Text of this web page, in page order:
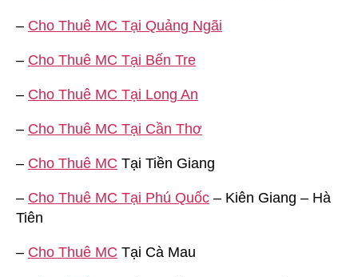
– Cho Thuê MC Tại Quảng Ngãi
– Cho Thuê MC Tại Bến Tre
– Cho Thuê MC Tại Long An
– Cho Thuê MC Tại Cần Thơ
– Cho Thuê MC Tại Tiền Giang
– Cho Thuê MC Tại Phú Quốc – Kiên Giang – Hà
Tiên
– Cho Thuê MC Tại Cà Mau